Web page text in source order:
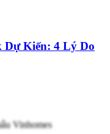
Dự Kiến: 4 Lý Do